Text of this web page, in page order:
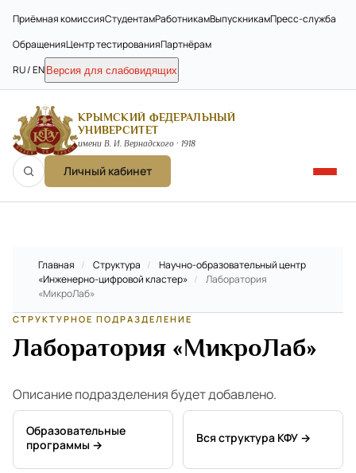
Приёмная комиссияСтудентамРаботникамВыпускникамПресс-служба
ОбращенияЦентр тестированияПартнёрам
RU / EN Версия для слабовидящих
КРЫМСКИЙ ФЕДЕРАЛЬНЫЙ
УНИВЕРСИТЕТ
имени В. И. Вернадского · 1918
Личный кабинет
Главная / Структура /
Научно-образовательный центр
«Инженерно-цифровой кластер» /
Лаборатория
«МикроЛаб»
СТРУКТУРНОЕ ПОДРАЗДЕЛЕНИЕ
Лаборатория «МикроЛаб»
Описание подразделения будет добавлено.
Образовательные
программы →
Вся структура КФУ →